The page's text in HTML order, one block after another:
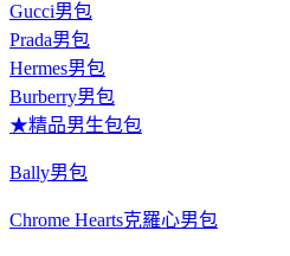
Gucci男包
Prada男包
Hermes男包
Burberry男包
★精品男生包包
Bally男包
Chrome Hearts克羅心男包